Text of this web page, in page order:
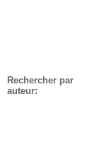
Rechercher par
auteur: